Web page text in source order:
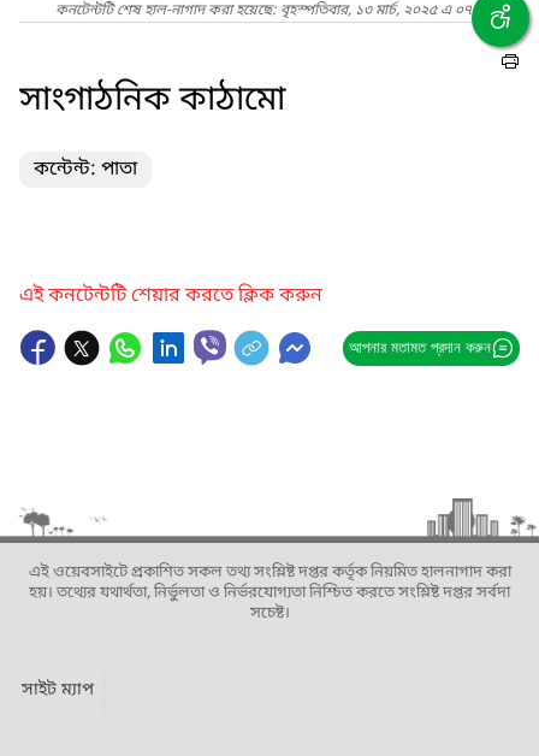
কনটেন্টটি শেষ হাল-নাগাদ করা হয়েছে: বৃহস্পতিবার, ১৩ মার্চ, ২০২৫ এ ০৭:০৪ PM
সাংগাঠনিক কাঠামো
কন্টেন্ট: পাতা
এই কনটেন্টটি শেয়ার করতে ক্লিক করুন
আপনার মতামত প্রদান করুন
এই ওয়েবসাইটে প্রকাশিত সকল তথ্য সংশ্লিষ্ট দপ্তর কর্তৃক নিয়মিত হালনাগাদ করা
হয়। তথ্যের যথার্থতা, নির্ভুলতা ও নির্ভরযোগ্যতা নিশ্চিত করতে সংশ্লিষ্ট দপ্তর সর্বদা
সচেষ্ট।
সাইট ম্যাপ